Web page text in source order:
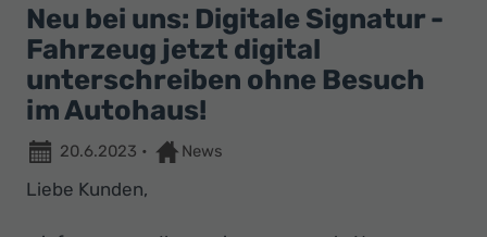
Neuwagen
Jahreswagen
und
Gebrauchtwagen
zu
Top-
Neu bei uns: Digitale Signatur -
Fahrzeug jetzt digital
unterschreiben ohne Besuch
im Autohaus!
20.6.2023 • News
Liebe Kunden,